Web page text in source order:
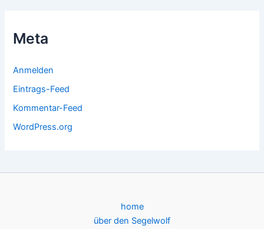
Meta
Anmelden
Eintrags-Feed
Kommentar-Feed
WordPress.org
home
über den Segelwolf